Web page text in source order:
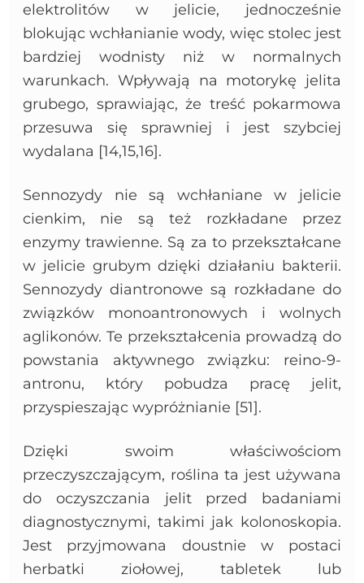
elektrolitów w jelicie, jednocześnie
blokując wchłanianie wody, więc stolec jest
bardziej wodnisty niż w normalnych
warunkach. Wpływają na motorykę jelita
grubego, sprawiając, że treść pokarmowa
przesuwa się sprawniej i jest szybciej
wydalana [14,15,16].
Sennozydy nie są wchłaniane w jelicie
cienkim, nie są też rozkładane przez
enzymy trawienne. Są za to przekształcane
w jelicie grubym dzięki działaniu bakterii.
Sennozydy diantronowe są rozkładane do
związków monoantronowych i wolnych
aglikonów. Te przekształcenia prowadzą do
powstania aktywnego związku: reino-9-
antronu, który pobudza pracę jelit,
przyspieszając wypróżnianie [51].
Dzięki swoim właściwościom
przeczyszczającym, roślina ta jest używana
do oczyszczania jelit przed badaniami
diagnostycznymi, takimi jak kolonoskopia.
Jest przyjmowana doustnie w postaci
herbatki ziołowej, tabletek lub